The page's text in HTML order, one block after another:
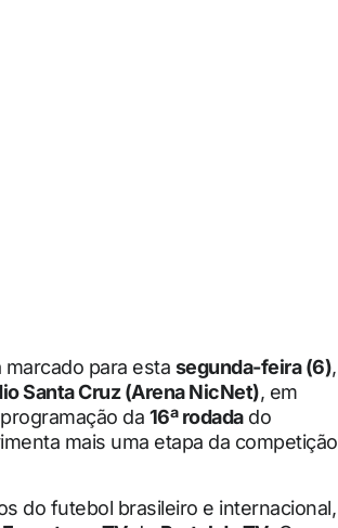
para esta segunda-feira (6),
Santa Cruz (Arena NicNet), em
da 16ª rodadado
mais uma etapa da competição
do futebol brasileiro e internacional,